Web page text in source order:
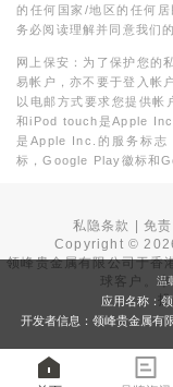
的任何国家/地区的任何
务必阅读理解并同意我们
网上保安：为了保护您的
易帐户，亦不要于登入帐
以电邮方式要求您提供
和iPod touch是Apple
是Apple Inc.的服务标
标，Google Play徽标和
私隐条款 |免
Copyright ©
领峰贵金属有限公司于香
球客户。温
应用名称：
开发者信息：领峰贵金属有